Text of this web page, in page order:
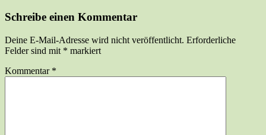
Schreibe einen Kommentar
Deine E-Mail-Adresse wird nicht veröffentlicht. Erforderliche
Felder sind mit * markiert
Kommentar *